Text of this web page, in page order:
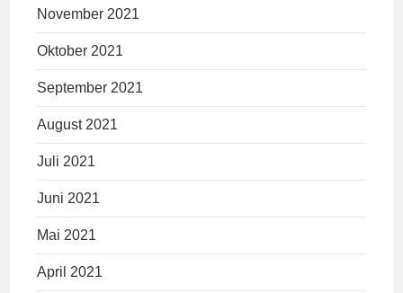
November 2021
Oktober 2021
September 2021
August 2021
Juli 2021
Juni 2021
Mai 2021
April 2021